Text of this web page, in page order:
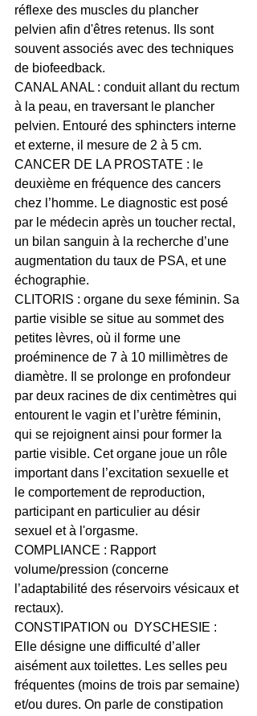
réflexe des muscles du plancher
pelvien afin d'êtres retenus. Ils sont
souvent associés avec des techniques
de biofeedback.
CANAL ANAL : conduit allant du rectum
à la peau, en traversant le plancher
pelvien. Entouré des sphincters interne
et externe, il mesure de 2 à 5 cm.
CANCER DE LA PROSTATE : le
deuxième en fréquence des cancers
chez l’homme. Le diagnostic est posé
par le médecin après un toucher rectal,
un bilan sanguin à la recherche d’une
augmentation du taux de PSA, et une
échographie.
CLITORIS : organe du sexe féminin. Sa
partie visible se situe au sommet des
petites lèvres, où il forme une
proéminence de 7 à 10 millimètres de
diamètre. Il se prolonge en profondeur
par deux racines de dix centimètres qui
entourent le vagin et l’urètre féminin,
qui se rejoignent ainsi pour former la
partie visible. Cet organe joue un rôle
important dans l’excitation sexuelle et
le comportement de reproduction,
participant en particulier au désir
sexuel et à l'orgasme.
COMPLIANCE : Rapport
volume/pression (concerne
l’adaptabilité des réservoirs vésicaux et
rectaux).
CONSTIPATION ou  DYSCHESIE :
Elle désigne une difficulté d’aller
aisément aux toilettes. Les selles peu
fréquentes (moins de trois par semaine)
et/ou dures. On parle de constipation